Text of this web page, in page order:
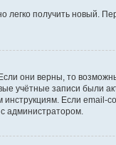
легко получить новый.
они верны, то
учётные записи были
Если email-
администратором.